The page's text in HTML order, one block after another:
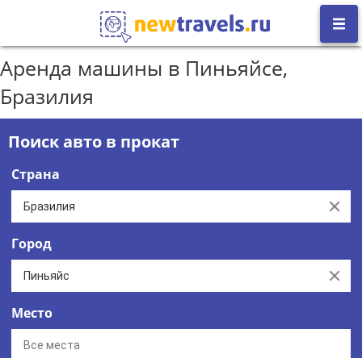
Аренда машины в Пиньяйсе,
Бразилия
Поиск авто в прокат
Страна
Clear
Город
Clear
Место